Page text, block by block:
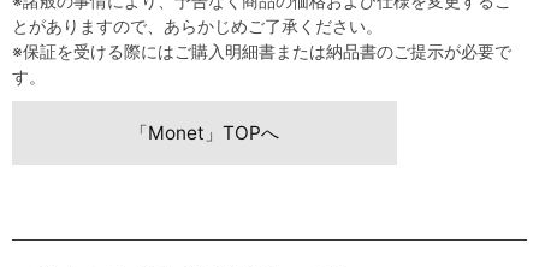
とがありますので、あらかじめご了承ください。
※保証を受ける際にはご購入明細書または納品書のご提示が必要で
す。
「Monet」TOPへ